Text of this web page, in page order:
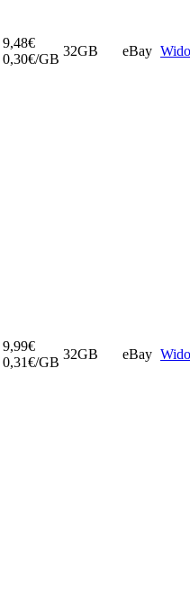
9,48€
0,30€/GB
32GB eBay
9,99€
0,31€/GB
32GB eBay